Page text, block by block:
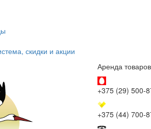
скидки и акции
Аренда
+375 (29) 500-
+375 (44) 700-